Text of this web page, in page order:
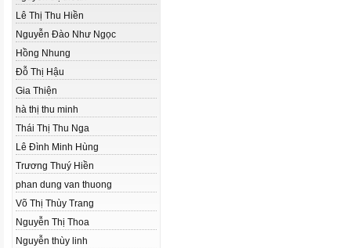
Lê Thị Thu Hiền
Nguyễn Đào Như Ngọc
Hồng Nhung
Đỗ Thị Hậu
Gia Thiện
hà thị thu minh
Thái Thị Thu Nga
Lê Đình Minh Hùng
Trương Thuý Hiền
phan dung van thuong
Võ Thị Thùy Trang
Nguyễn Thị Thoa
Nguyễn thùy linh